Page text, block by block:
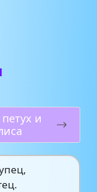
петух и